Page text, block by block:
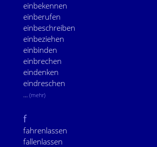
einbekennen
einberufen
einbeschreiben
einbeziehen
einbinden
einbrechen
eindenken
eindreschen
... (mehr)
f
fahrenlassen
fallenlassen